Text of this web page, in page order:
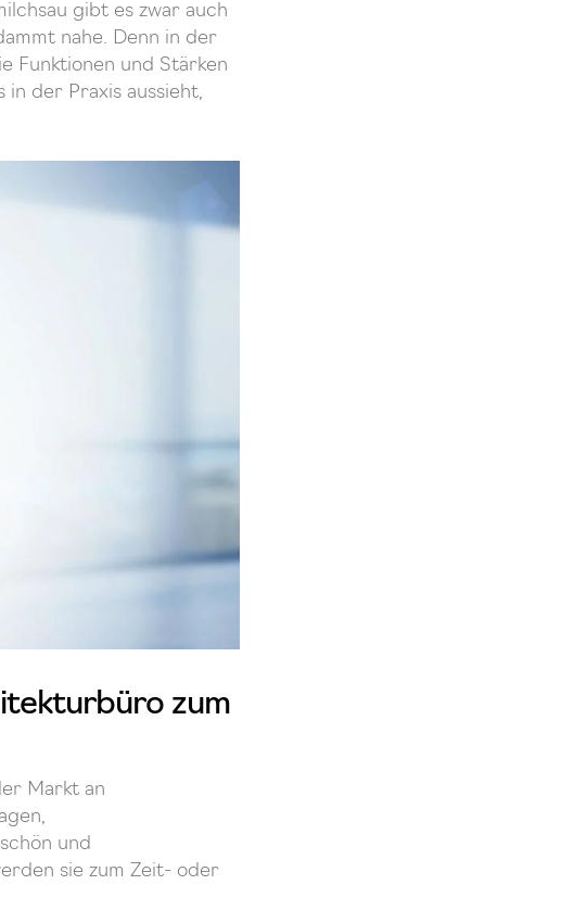
gibt es zwar auch
nahe. Denn in der
Funktionen und Stärken
der Praxis aussieht,
zum
Markt an
und
sie zum Zeit- oder